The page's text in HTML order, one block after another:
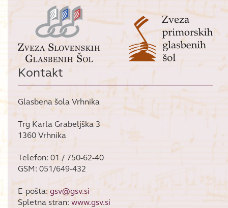
Kontakt
Glasbena šola Vrhnika
Trg Karla Grabeljška 3
1360 Vrhnika
Telefon: 01 / 750-62-40
GSM: 051/649-432
E-pošta: gsv@gsv.si
Spletna stran: www.gsv.si